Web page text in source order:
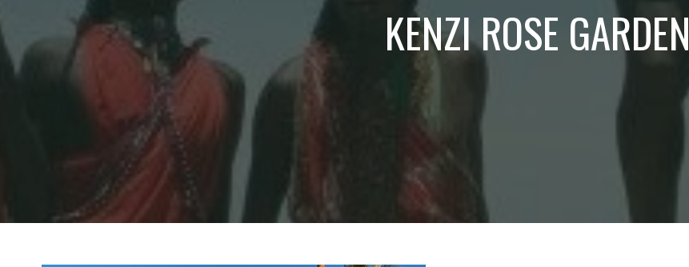
KENZI ROSE GARDEN